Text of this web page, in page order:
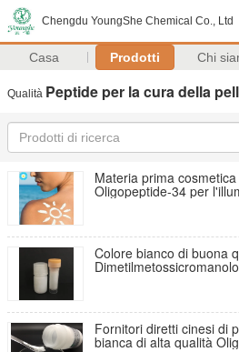
Chengdu YoungShe Chemical Co., Ltd
Casa Prodotti Chi
Qualità Peptide per la cura della
Materia prima
Oligopeptide-34 per
Colore bianco di buona
Fornitori diretti cinesi di
bianca di alta qualità